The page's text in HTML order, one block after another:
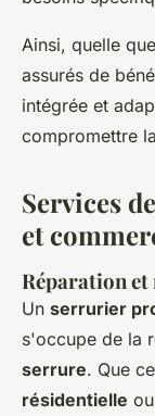
Ainsi, quelle
assurés de
intégrée et
compromettre
Services
et
Réparation
Un serrurier
s'occupe de la
serrure. Que
résidentielle